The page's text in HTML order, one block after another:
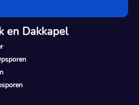
en Dakkapel